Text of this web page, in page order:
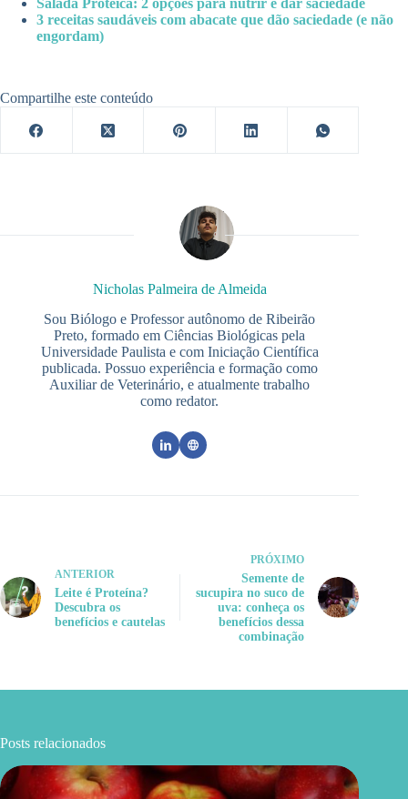
Salada Proteica: 2 opções para nutrir e dar saciedade
3 receitas saudáveis com abacate que dão saciedade (e não
engordam)
Compartilhe este conteúdo
Nicholas Palmeira de Almeida
Sou Biólogo e Professor autônomo de Ribeirão
Preto, formado em Ciências Biológicas pela
Universidade Paulista e com Iniciação Científica
publicada. Possuo experiência e formação como
Auxiliar de Veterinário, e atualmente trabalho
como redator.
ANTERIOR
Leite é Proteína?
Descubra os
benefícios e cautelas
PRÓXIMO
Semente de
sucupira no suco de
uva: conheça os
benefícios dessa
combinação
Posts relacionados